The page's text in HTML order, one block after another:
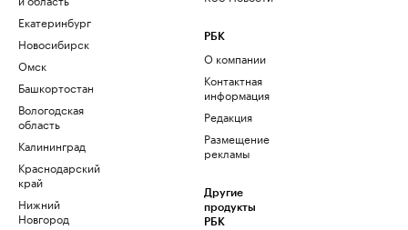
Екатеринбург
Новосибирск
Омск
Башкортостан
Вологодская
область
Калининград
Краснодарский
край
Нижний
Новгород
РБК
О компании
Контактная
информация
Редакция
Размещение
рекламы
Другие
продукты
РБК